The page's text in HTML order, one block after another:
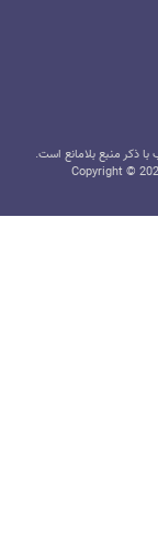
ذکر منبع بلامانع است.
Copyright ©